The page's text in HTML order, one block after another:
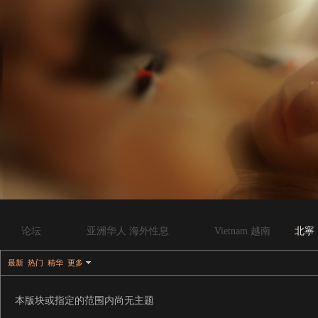
论坛 亚洲华人 海外性息 Vietnam 越南 北寧
最新 热门 精华 更多
本版块或指定的范围内尚无主题